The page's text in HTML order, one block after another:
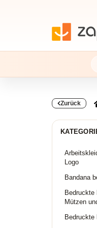
Zurück
Logo
Bandana
Bedruckte
Mützen
Bedruckte